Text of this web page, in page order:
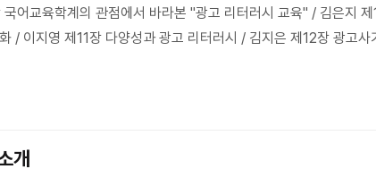
어교육학계의 관점에서 바라본 "광고 리터러시 교육" / 김은지
/ 이지영 제11장 다양성과 광고 리터러시 / 김지은 제12장 광고
개